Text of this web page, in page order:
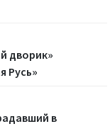
дворик»
Русь»
в